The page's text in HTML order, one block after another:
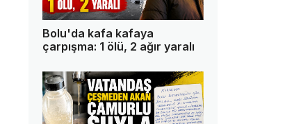
Bolu'da kafa kafaya
çarpışma: 1 ölü, 2 ağır yaralı